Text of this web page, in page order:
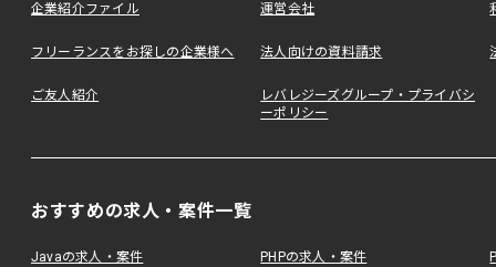
企業紹介ファイル 運営会社
フリーランスをお探しの企業様へ 法人向けの資料請求
ご友人紹介
レバレジーズグループ・プライバシ
ーポリシー
おすすめの求人・案件一覧
Javaの求人・案件 PHPの求人・案件